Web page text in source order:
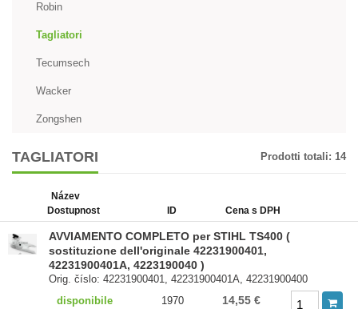
Robin
Tagliatori
Tecumsech
Wacker
Zongshen
TAGLIATORI Prodotti totali: 14
Název
Dostupnost
ID Cena s DPH
AVVIAMENTO COMPLETO per STIHL TS400 (
sostituzione dell'originale 42231900401,
42231900401A, 4223190040 )
Orig. číslo: 42231900401, 42231900401A, 42231900400
disponibile
1970 14,55 €